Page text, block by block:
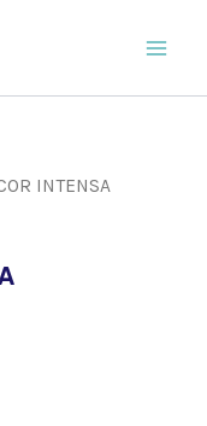
INTENSA